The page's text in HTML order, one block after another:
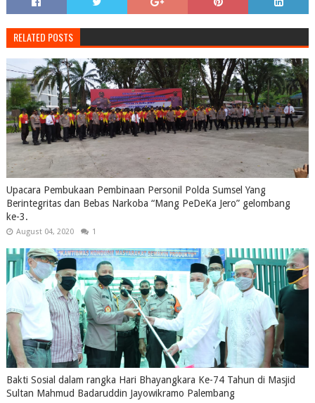
RELATED POSTS
Upacara Pembukaan Pembinaan Personil Polda Sumsel Yang
Berintegritas dan Bebas Narkoba “Mang PeDeKa Jero” gelombang
ke-3.
August 04, 2020 1
Bakti Sosial dalam rangka Hari Bhayangkara Ke-74 Tahun di Masjid
Sultan Mahmud Badaruddin Jayowikramo Palembang